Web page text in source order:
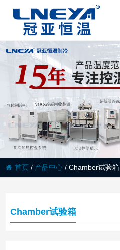
首页 / 产品中心 /Chamber试验箱
Chamber试验箱